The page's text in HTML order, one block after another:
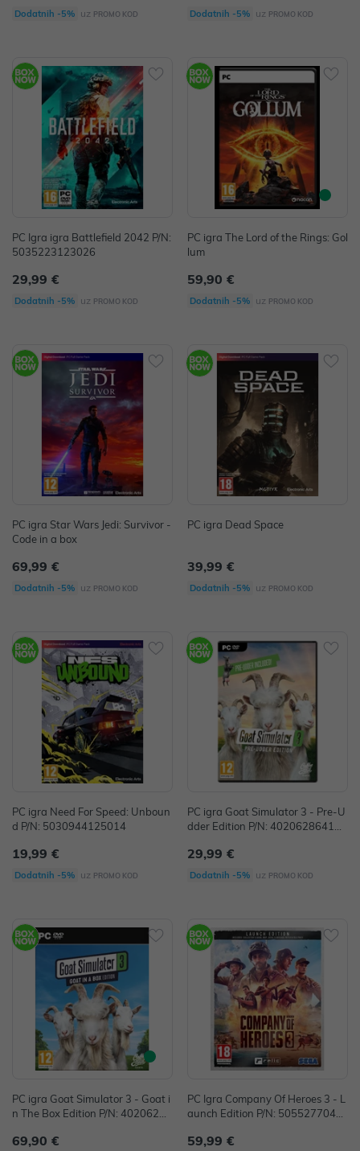
Dodatnih -5% uz PROMO KOD Dodatnih -5% uz PROMO KOD
PC Igra igra Battlefield 2042 P/N:
5035223123026
29,99 €
Dodatnih -5% uz PROMO KOD
PC igra The Lord of the Rings: Gol
lum
59,90 €
Dodatnih -5% uz PROMO KOD
PC igra Star Wars Jedi: Survivor -
Code in a box
69,99 €
Dodatnih -5% uz PROMO KOD
PC igra Dead Space
39,99 €
Dodatnih -5% uz PROMO KOD
PC igra Need For Speed: Unboun
d P/N: 5030944125014
19,99 €
Dodatnih -5% uz PROMO KOD
PC igra Goat Simulator 3 - Pre-U
dder Edition P/N: 402062864112
29,99 €
Dodatnih -5% uz PROMO KOD
PC igra Goat Simulator 3 - Goat i
n The Box Edition P/N: 40206286
69,90 €
PC Igra Company Of Heroes 3 - L
aunch Edition P/N: 5055277047
59,99 €